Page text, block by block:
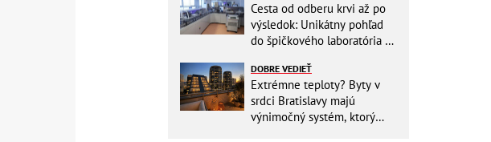
Cesta od odberu krvi až po
výsledok: Unikátny pohľad
do špičkového laboratória na
DOBRE VEDIEŤ
Extrémne teploty? Byty v
srdci Bratislavy majú
výnimočný systém, ktorý